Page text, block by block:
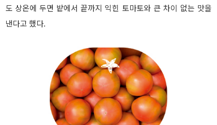
도 상온에 두면 밭에서 끝까지 익힌 토마토와 큰 차이 없는 맛을
낸다고 했다.